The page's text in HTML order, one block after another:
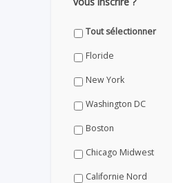
Tout sélectionner
Floride
New York
Washington DC
Boston
Chicago Midwest
Californie Nord